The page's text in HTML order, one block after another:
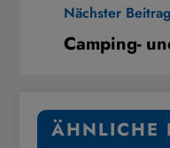
Nächster Beitrag
Camping-
ÄHNLICHE